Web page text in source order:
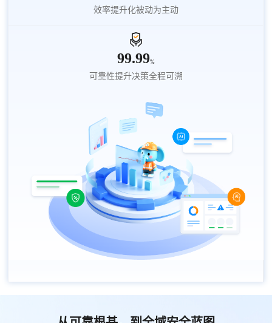
效率提升化被动为主动
99.99%
可靠性提升决策全程可溯